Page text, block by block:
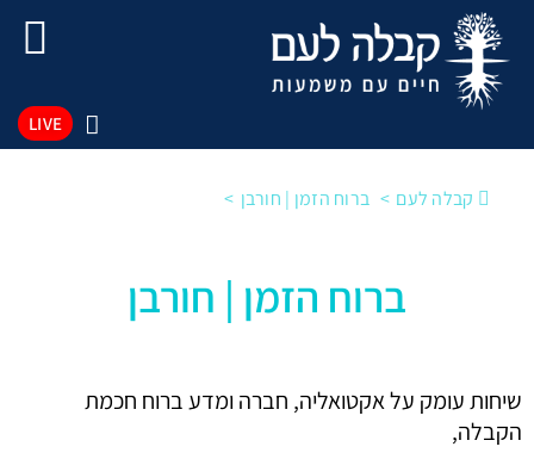
LIVE
ברוח הזמן | חורבן
ברוח הזמן | חורבן
שיחות עומק על אקטואליה, חברה ומדע ברוח חכמת
הקבלה,